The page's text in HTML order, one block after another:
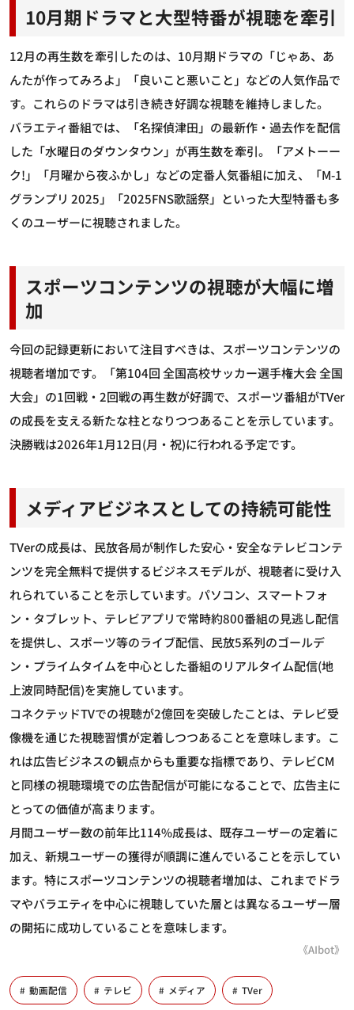
10月期ドラマと大型特番が視聴を牽引
12月の再生数を牽引したのは、10月期ドラマの「じゃあ、あ
んたが作ってみろよ」「良いこと悪いこと」などの人気作品で
す。これらのドラマは引き続き好調な視聴を維持しました。
バラエティ番組では、「名探偵津田」の最新作・過去作を配信
した「水曜日のダウンタウン」が再生数を牽引。「アメトーー
ク!」「月曜から夜ふかし」などの定番人気番組に加え、「M-1
グランプリ 2025」「2025FNS歌謡祭」といった大型特番も多
くのユーザーに視聴されました。
スポーツコンテンツの視聴が大幅に増
加
今回の記録更新において注目すべきは、スポーツコンテンツの
視聴者増加です。「第104回 全国高校サッカー選手権大会 全国
大会」の1回戦・2回戦の再生数が好調で、スポーツ番組がTVer
の成長を支える新たな柱となりつつあることを示しています。
決勝戦は2026年1月12日(月・祝)に行われる予定です。
メディアビジネスとしての持続可能性
TVerの成長は、民放各局が制作した安心・安全なテレビコンテ
ンツを完全無料で提供するビジネスモデルが、視聴者に受け入
れられていることを示しています。パソコン、スマートフォ
ン・タブレット、テレビアプリで常時約800番組の見逃し配信
を提供し、スポーツ等のライブ配信、民放5系列のゴールデ
ン・プライムタイムを中心とした番組のリアルタイム配信(地
上波同時配信)を実施しています。
コネクテッドTVでの視聴が2億回を突破したことは、テレビ受
像機を通じた視聴習慣が定着しつつあることを意味します。こ
れは広告ビジネスの観点からも重要な指標であり、テレビCM
と同様の視聴環境での広告配信が可能になることで、広告主に
とっての価値が高まります。
月間ユーザー数の前年比114%成長は、既存ユーザーの定着に
加え、新規ユーザーの獲得が順調に進んでいることを示してい
ます。特にスポーツコンテンツの視聴者増加は、これまでドラ
マやバラエティを中心に視聴していた層とは異なるユーザー層
の開拓に成功していることを意味します。
《AIbot》
動画配信 テレビ メディア TVer